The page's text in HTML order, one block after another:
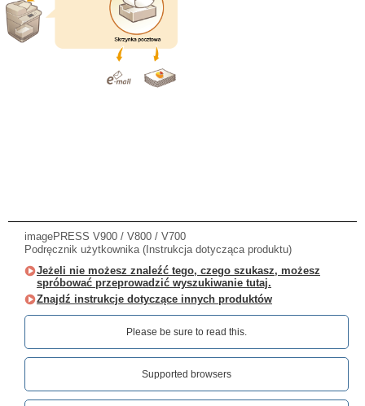
imagePRESS V900 / V800 / V700
Podręcznik użytkownika (Instrukcja dotycząca produktu)
Jeżeli nie możesz znaleźć tego, czego szukasz, możesz
spróbować przeprowadzić wyszukiwanie tutaj.
Znajdź instrukcje dotyczące innych produktów
Please be sure to read this.‎
Supported browsers